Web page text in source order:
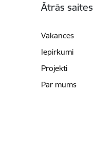
Ātrās saites
Vakances
Iepirkumi
Projekti
Par mums